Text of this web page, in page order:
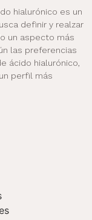
hialurónico es un
definir y realzar
un aspecto más
las preferencias
ácido hialurónico,
perfil más